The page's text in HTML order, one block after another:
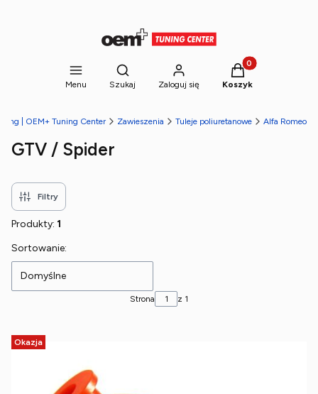
Menu
Otwórz wyszukiwarkę
Szukaj Zaloguj się
Produkty w
Koszyk
| OEM+ Tuning Center Zawieszenia Tuleje poliuretanowe Alfa Romeo
GTV / Spider
Filtry
Produkty: 1
Lista produktów
Sortowanie:
Domyślne
Strona z 1
Okazja